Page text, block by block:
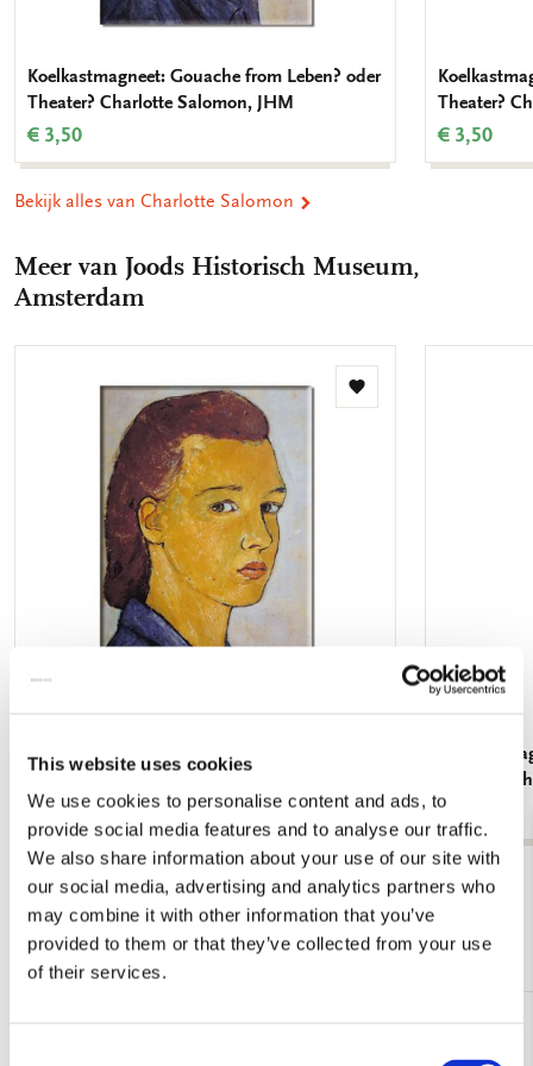
This website uses cookies
We use cookies to personalise content and ads, to
provide social media features and to analyse our traffic.
We also share information about your use of our site with
our social media, advertising and analytics partners who
may combine it with other information that you’ve
provided to them or that they’ve collected from your use
of their services.
Koelkastmagneet: Gouache from Leben? oder
Theater? Charlotte Salomon, JHM
€ 3,50
Theater?
€ 3,50
Bekijk alles van Charlotte Salomon
Meer van Joods Historisch Museum,
Amsterdam
Toevoegen
Koelkastmagneet: Gouache from Leben? oder
€ 3,50
Theater?
€ 3,50
Bekijk alles van Joods Historisch Museum, Amsterdam
Meer van Back to School